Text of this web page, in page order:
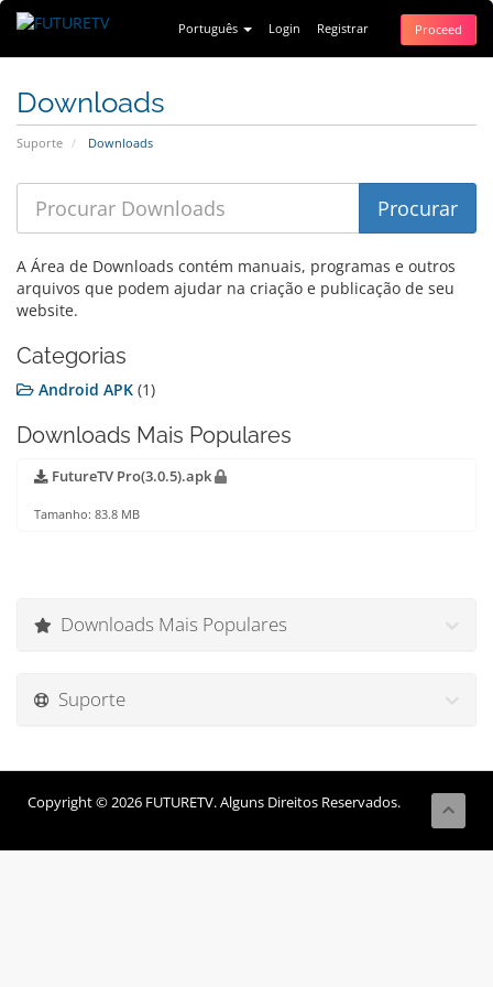
Português Login Registrar Proceed
Downloads
Suporte Downloads
A Área de Downloads contém manuais, programas e outros
arquivos que podem ajudar na criação e publicação de seu
website.
Categorias
Android APK (1)
Downloads Mais Populares
FutureTV Pro(3.0.5).apk
Tamanho: 83.8 MB
Downloads Mais Populares
Suporte
Copyright © 2026 FUTURETV. Alguns Direitos Reservados.